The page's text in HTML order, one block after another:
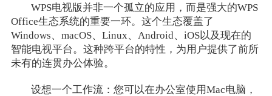
WPS电视版并非一个孤立的应用，而是强大的WPS
Office生态系统的重要一环。这个生态覆盖了
Windows、macOS、Linux、Android、iOS以及现在的
智能电视平台。这种跨平台的特性，为用户提供了前所
未有的连贯办公体验。
设想一个工作流：您可以在办公室使用Mac电脑，